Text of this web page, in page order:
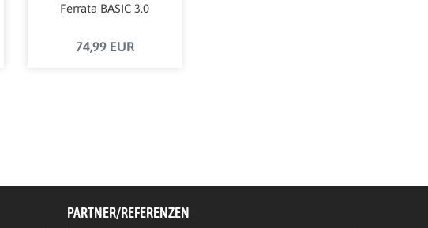
Ferrata BASIC 3.0
74,99 EUR
PARTNER/REFERENZEN